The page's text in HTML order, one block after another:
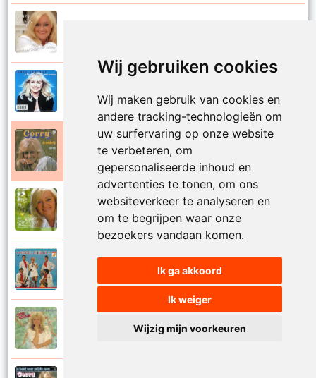
Wij gebruiken cookies
Wij maken gebruik van cookies en
andere tracking-technologieën om
uw surfervaring op onze website
te verbeteren, om
gepersonaliseerde inhoud en
advertenties te tonen, om ons
websiteverkeer te analyseren en
om te begrijpen waar onze
bezoekers vandaan komen.
Ik ga akkoord
Ik weiger
Wijzig mijn voorkeuren
Je kan je leven nooit meer overdoen
Corry Konings
Je moedertje
Corry Konings
Corry en De Rekels
Jij bent mijn alles